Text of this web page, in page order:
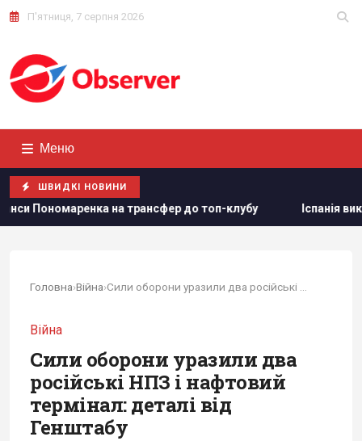
П'ятниця, 7 серпня 2026
Меню
ШВИДКІ НОВИНИ
до топ-клубу Іспанія викарбувала пам'ятну срібну
Головна›Війна›
Війна
Сили оборони уразили два
російські НПЗ і нафтовий
термінал: деталі від
Генштабу